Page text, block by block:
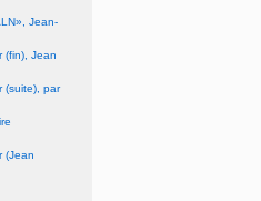
Jean-
(fin), Jean
(suite), par
(Jean